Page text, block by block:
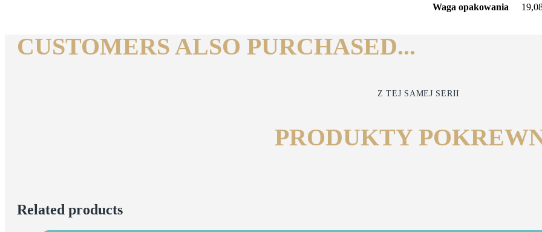
Waga opakowania
CUSTOMERS ALSO PURCHASED...
Z TEJ SAMEJ SERII
PRODUKTY
Related products